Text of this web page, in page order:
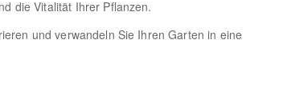
die Vitalität Ihrer Pflanzen.
und verwandeln Sie Ihren Garten in eine